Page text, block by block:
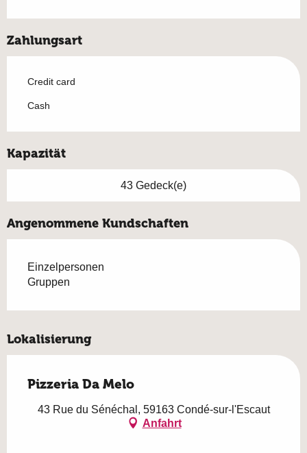
Zahlungsart
Credit card
Cash
Kapazität
43 Gedeck(e)
Angenommene Kundschaften
Einzelpersonen
Gruppen
Lokalisierung
Pizzeria Da Melo
43 Rue du Sénéchal, 59163 Condé-sur-l'Escaut
Anfahrt